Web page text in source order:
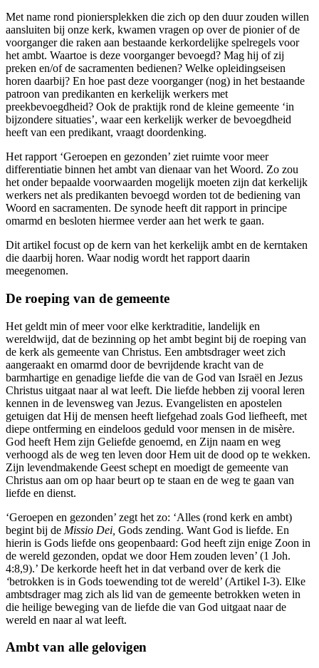
Met name rond pioniersplekken die zich op den duur zouden willen
aansluiten bij onze kerk, kwamen vragen op over de pionier of de
voorganger die raken aan bestaande kerkordelijke spelregels voor
het ambt. Waartoe is deze voorganger bevoegd? Mag hij of zij
preken en/of de sacramenten bedienen? Welke opleidingseisen
horen daarbij? En hoe past deze voorganger (nog) in het bestaande
patroon van predikanten en kerkelijk werkers met
preekbevoegdheid? Ook de praktijk rond de kleine gemeente ‘in
bijzondere situaties’, waar een kerkelijk werker de bevoegdheid
heeft van een predikant, vraagt doordenking.
Het rapport ‘Geroepen en gezonden’ ziet ruimte voor meer
differentiatie binnen het ambt van dienaar van het Woord. Zo zou
het onder bepaalde voorwaarden mogelijk moeten zijn dat kerkelijk
werkers net als predikanten bevoegd worden tot de bediening van
Woord en sacramenten. De synode heeft dit rapport in principe
omarmd en besloten hiermee verder aan het werk te gaan.
Dit artikel focust op de kern van het kerkelijk ambt en de kerntaken
die daarbij horen. Waar nodig wordt het rapport daarin
meegenomen.
De roeping van de gemeente
Het geldt min of meer voor elke kerktraditie, landelijk en
wereldwijd, dat de bezinning op het ambt begint bij de roeping van
de kerk als gemeente van Christus. Een ambtsdrager weet zich
aangeraakt en omarmd door de bevrijdende kracht van de
barmhartige en genadige liefde die van de God van Israël en Jezus
Christus uitgaat naar al wat leeft. Die liefde hebben zij vooral leren
kennen in de levensweg van Jezus. Evangelisten en apostelen
getuigen dat Hij de mensen heeft liefgehad zoals God liefheeft, met
diepe ontferming en eindeloos geduld voor mensen in de misère.
God heeft Hem zijn Geliefde genoemd, en Zijn naam en weg
verhoogd als de weg ten leven door Hem uit de dood op te wekken.
Zijn levendmakende Geest schept en moedigt de gemeente van
Christus aan om op haar beurt op te staan en de weg te gaan van
liefde en dienst.
‘Geroepen en gezonden’ zegt het zo: ‘Alles (rond kerk en ambt)
begint bij de Missio Dei, Gods zending. Want God is liefde. En
hierin is Gods liefde ons geopenbaard: God heeft zijn enige Zoon in
de wereld gezonden, opdat we door Hem zouden leven’ (1 Joh.
4:8,9).’ De kerkorde heeft het in dat verband over de kerk die
‘betrokken is in Gods toewending tot de wereld’ (Artikel I-3). Elke
ambtsdrager mag zich als lid van de gemeente betrokken weten in
die heilige beweging van de liefde die van God uitgaat naar de
wereld en naar al wat leeft.
Ambt van alle gelovigen